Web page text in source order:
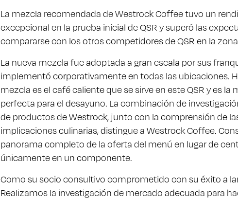
La mezcla recomendada de Westrock Coffee tuvo un
excepcional en la prueba inicial de QSR y superó las
compararse con los otros competidores de QSR en la
La nueva mezcla fue adoptada a gran escala por sus
implementó corporativamente en todas las ubicaciones.
mezcla es el café caliente que se sirve en este QSR y es la
perfecta para el desayuno. La combinación de
de productos de Westrock, junto con la comprensión de
implicaciones culinarias, distingue a Westrock Coffee.
panorama completo de la oferta del menú en lugar de
únicamente en un componente.
Como su socio consultivo comprometido con su éxito a
Realizamos la investigación de mercado adecuada para